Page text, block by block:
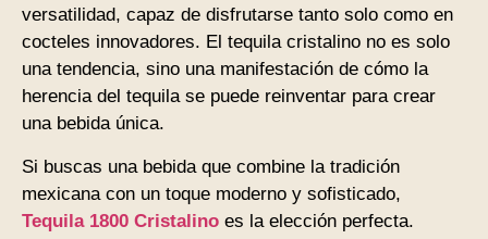
versatilidad, capaz de disfrutarse tanto solo como en
cocteles innovadores. El tequila cristalino no es solo
una tendencia, sino una manifestación de cómo la
herencia del tequila se puede reinventar para crear
una bebida única.
Si buscas una bebida que combine la tradición
mexicana con un toque moderno y sofisticado,
Tequila 1800 Cristalino es la elección perfecta.